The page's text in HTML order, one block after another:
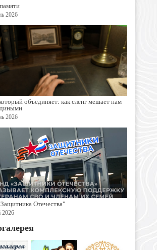
2026
объединяет: как сленг мешает нам
2026
Отечества"
2026